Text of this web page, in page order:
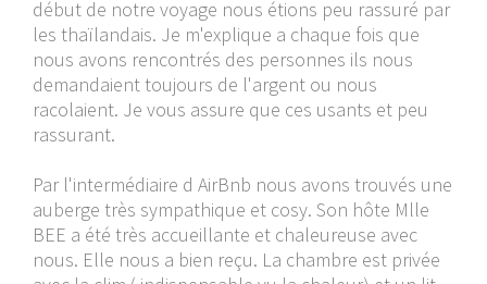
début de notre voyage nous étions peu rassuré par
les thaïlandais. Je m'explique a chaque fois que
nous avons rencontrés des personnes ils nous
demandaient toujours de l'argent ou nous
racolaient. Je vous assure que ces usants et peu
rassurant.
Par l'intermédiaire d AirBnb nous avons trouvés une
auberge très sympathique et cosy. Son hôte Mlle
BEE a été très accueillante et chaleureuse avec
nous. Elle nous a bien reçu. La chambre est privée